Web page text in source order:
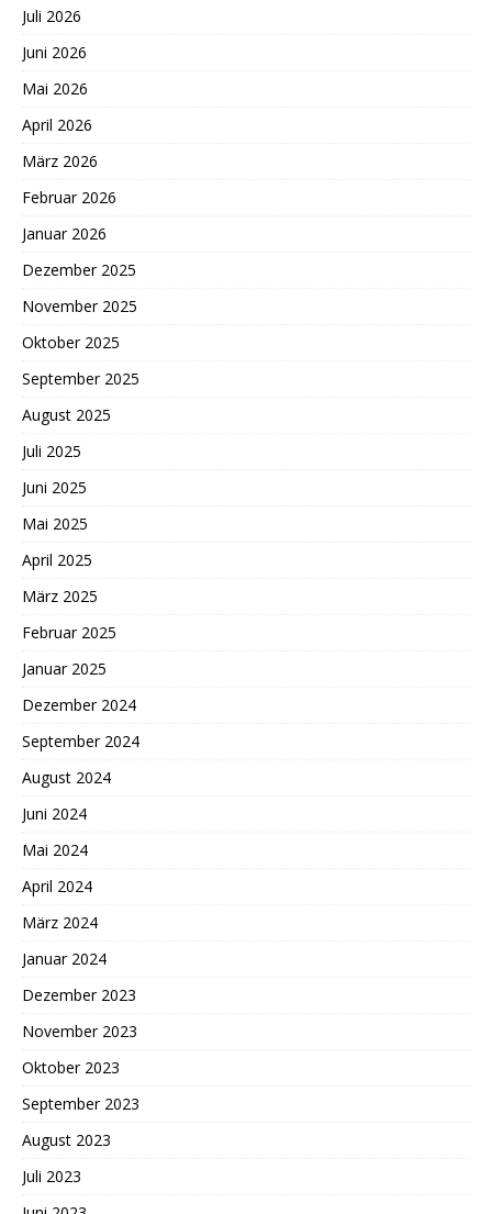
Juli 2026
Juni 2026
Mai 2026
April 2026
März 2026
Februar 2026
Januar 2026
Dezember 2025
November 2025
Oktober 2025
September 2025
August 2025
Juli 2025
Juni 2025
Mai 2025
April 2025
März 2025
Februar 2025
Januar 2025
Dezember 2024
September 2024
August 2024
Juni 2024
Mai 2024
April 2024
März 2024
Januar 2024
Dezember 2023
November 2023
Oktober 2023
September 2023
August 2023
Juli 2023